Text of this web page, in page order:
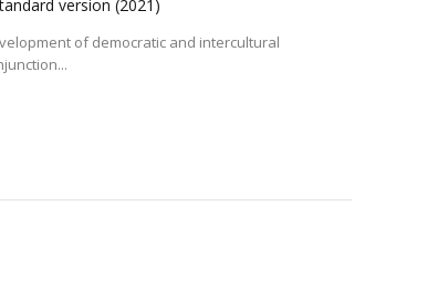
version (2021)
of democratic and intercultural